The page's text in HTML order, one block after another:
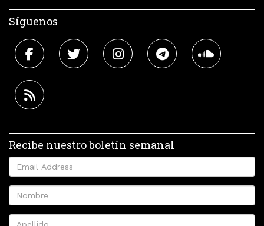
Síguenos
Recibe nuestro boletín semanal